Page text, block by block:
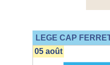
LEGE CAP
05 août